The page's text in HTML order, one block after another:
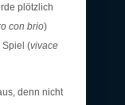
plötzlich
con brio)
Spiel (vivace
denn nicht